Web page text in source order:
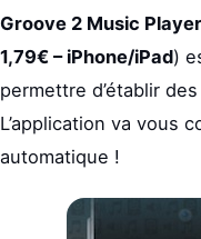
Groove 2 Music Player
1,79€ – iPhone/iPad)
permettre d’établir
L’application va vous
automatique !